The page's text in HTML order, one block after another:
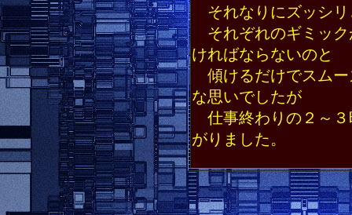
それなりにズッシリ
それぞれのギミック
ければならないのと
傾けるだけでスムー
な思いでしたが
仕事終わりの２～３
がりました。